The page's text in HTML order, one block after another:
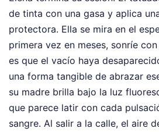
de tinta con una gasa y aplica
protectora. Ella se mira en el
primera vez en meses, sonríe
es que el vacío haya
una forma tangible de abrazar
su madre brilla bajo la luz
que parece latir con cada
sangre. Al salir a la calle, el aire